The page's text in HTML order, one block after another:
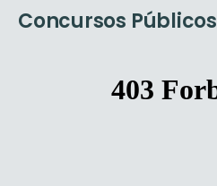
Concursos Públicos